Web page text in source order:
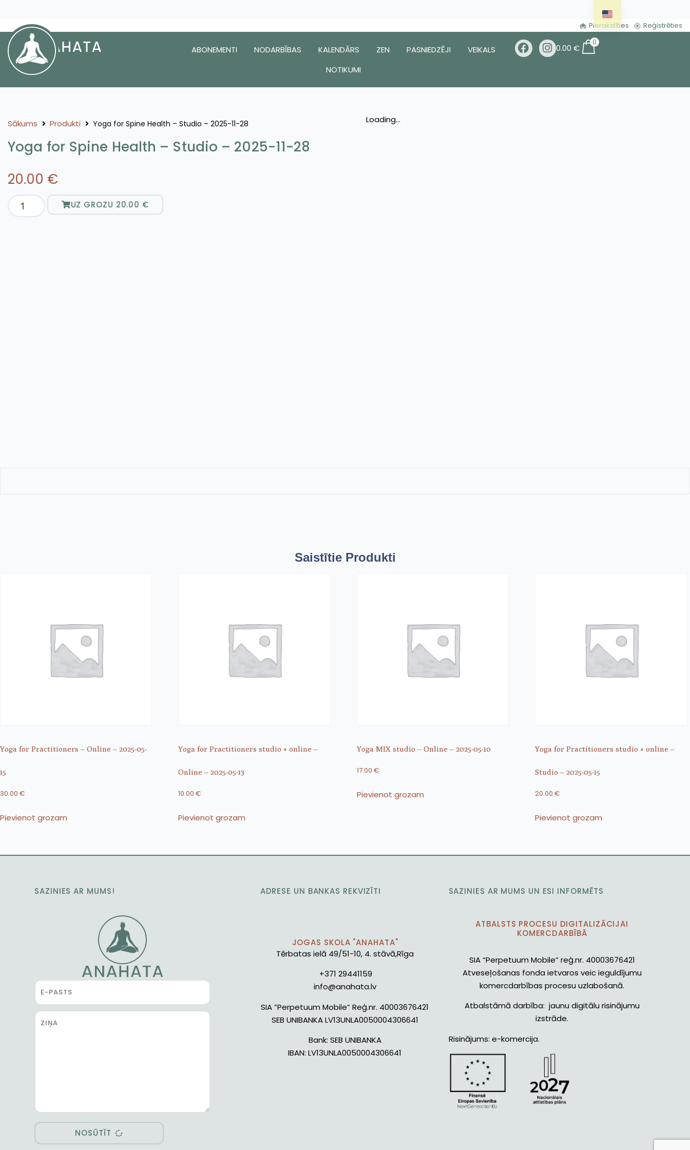
Pierakstīties Reģistrēties
ABONEMENTI NODARBĪBAS KALENDĀRS ZEN PASNIEDZĒJI
VEIKALS
NOTIKUMI
0.00€
0
Sākums Produkti Yoga for Spine Health – Studio – 2025-11-28
Yoga for Spine Health – Studio – 2025-11-28
20.00 €
UZ GROZU 20.00 €
Loading...
Saistītie Produkti
Yoga for Practitioners – Online – 2025-05-
15
30.00 €
Pievienot grozam
Yoga for Practitioners studio + online –
Online – 2025-05-13
10.00€
Pievienot grozam
Yoga MIX studio – Online – 2025-05-10
17.00 €
Pievienot grozam
Yoga for Practitioners studio + online –
Studio – 2025-05-15
20.00€
Pievienot grozam
SAZINIES AR MUMS!
NOSŪTĪT
ADRESE UN BANKAS REKVIZĪTI
JOGAS SKOLA "ANAHATA"
Tērbatas ielā 49/51-10, 4. stāvā,Rīga
+371 29441159
info@anahata.lv
SIA ”Perpetuum Mobile” Reģ.nr. 40003676421
SEB UNIBANKA LV13UNLA0050004306641
Bank: SEB UNIBANKA
IBAN: LV13UNLA0050004306641
SAZINIES AR MUMS UN ESI INFORMĒTS
ATBALSTS PROCESU DIGITALIZĀCIJAI
KOMERCDARBĪBĀ
SIA “Perpetuum Mobile” reģ.nr. 40003676421
Atveseļošanas fonda ietvaros veic ieguldījumu
komercdarbības procesu uzlabošanā.
Atbalstāmā darbība: jaunu digitālu risinājumu
izstrāde.
Risinājums: e-komercija.